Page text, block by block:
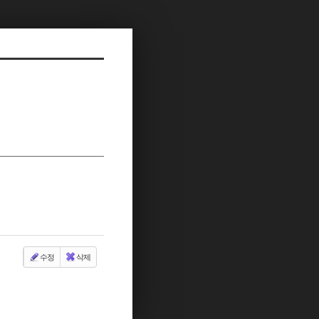
수정 삭제